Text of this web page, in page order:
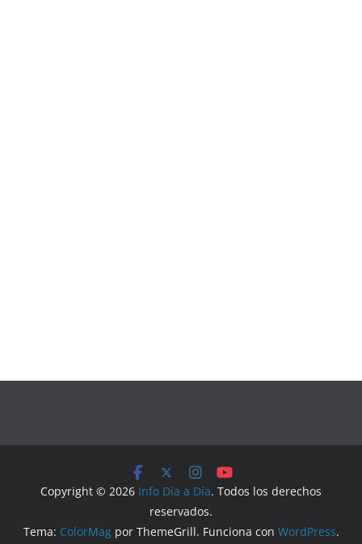
Copyright © 2026 Info Día a Día. Todos los derechos
reservados.
Tema: ColorMagpor ThemeGrill. Funciona con WordPress.